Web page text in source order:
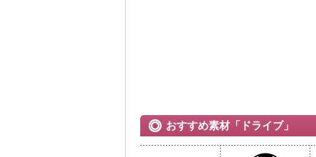
おすすめ素材「ドライブ」